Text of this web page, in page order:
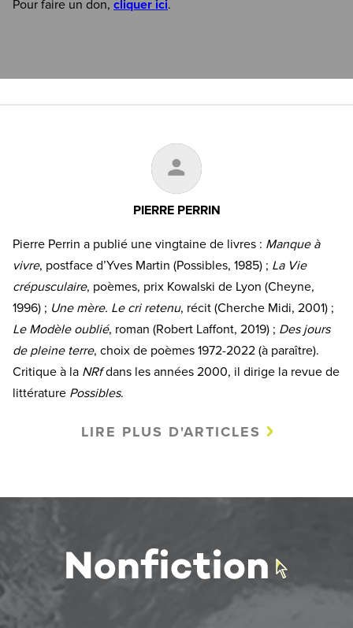
Pour faire un don, cliquer ici.
PIERRE PERRIN
Pierre Perrin a publié une vingtaine de livres : Manque à
vivre, postface d’Yves Martin (Possibles, 1985) ; La Vie
crépusculaire, poèmes, prix Kowalski de Lyon (Cheyne,
1996) ; Une mère. Le cri retenu, récit (Cherche Midi, 2001) ;
Le Modèle oublié, roman (Robert Laffont, 2019) ; Des jours
de pleine terre, choix de poèmes 1972-2022 (à paraître).
Critique à la NRfdans les années 2000, il dirige la revue de
littérature Possibles.
LIRE PLUS D'ARTICLES